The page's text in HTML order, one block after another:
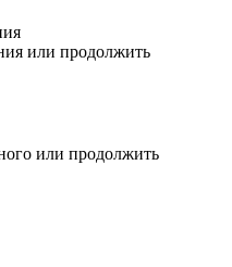
или продолжить
или продолжить